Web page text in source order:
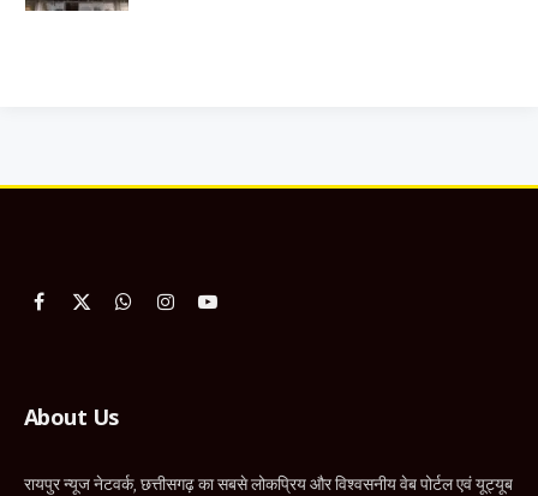
Facebook
X
WhatsApp
InstagramYouTube
About Us
रायपुर न्यूज नेटवर्क, छत्तीसगढ़ का सबसे लोकप्रिय और विश्वसनीय वेब पोर्टल एवं यूट्यूब